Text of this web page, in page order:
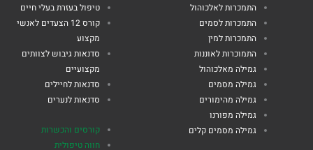
התמכרות לאלכוהול
התמכרות לסמים
התמכרות למין
התמוכרות לאוננות
גמילה מאלכוהול
גמילה מסמים
גמילה מהימורים
גמילה מפורנו
גמילה מסמים קלים
טיפול בעזרת בעלי חיים
קורס 12 הצעדים לאנשי
מקצוע
סדנאות גיבוש לצוותים
מקצועיים
סדנאות לחיילים
סדנאות לנערים
קורסים והכשרות
חווה טיפולית